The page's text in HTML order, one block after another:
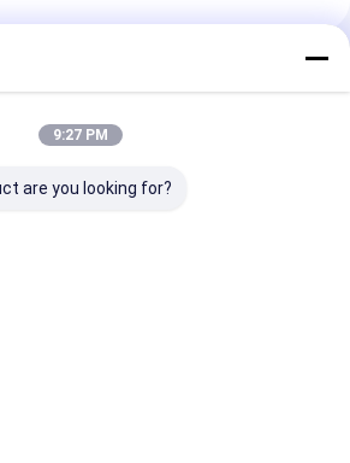
9:27 PM
are you looking for?